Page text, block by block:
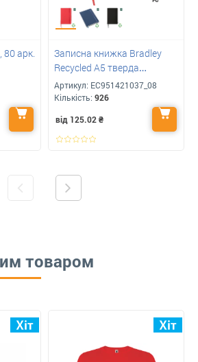
80 арк.
Записна книжка Bradley
Recycled А5 тверда
обкладинка з
переробленого PU з лого
Артикул: ЕС951421037_08
Кількість: 926
від 125.02₴
товаром